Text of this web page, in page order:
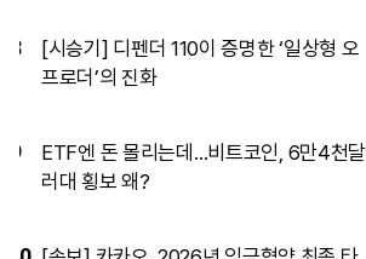
3
서장훈 서초동 빌딩 450억 매물로…26년
만에 16배 시세차익 기대
4
[체험기] 삼성 비스포크 로봇청소기…‘청
소로부터의 자유’ 얼마나 가능할까